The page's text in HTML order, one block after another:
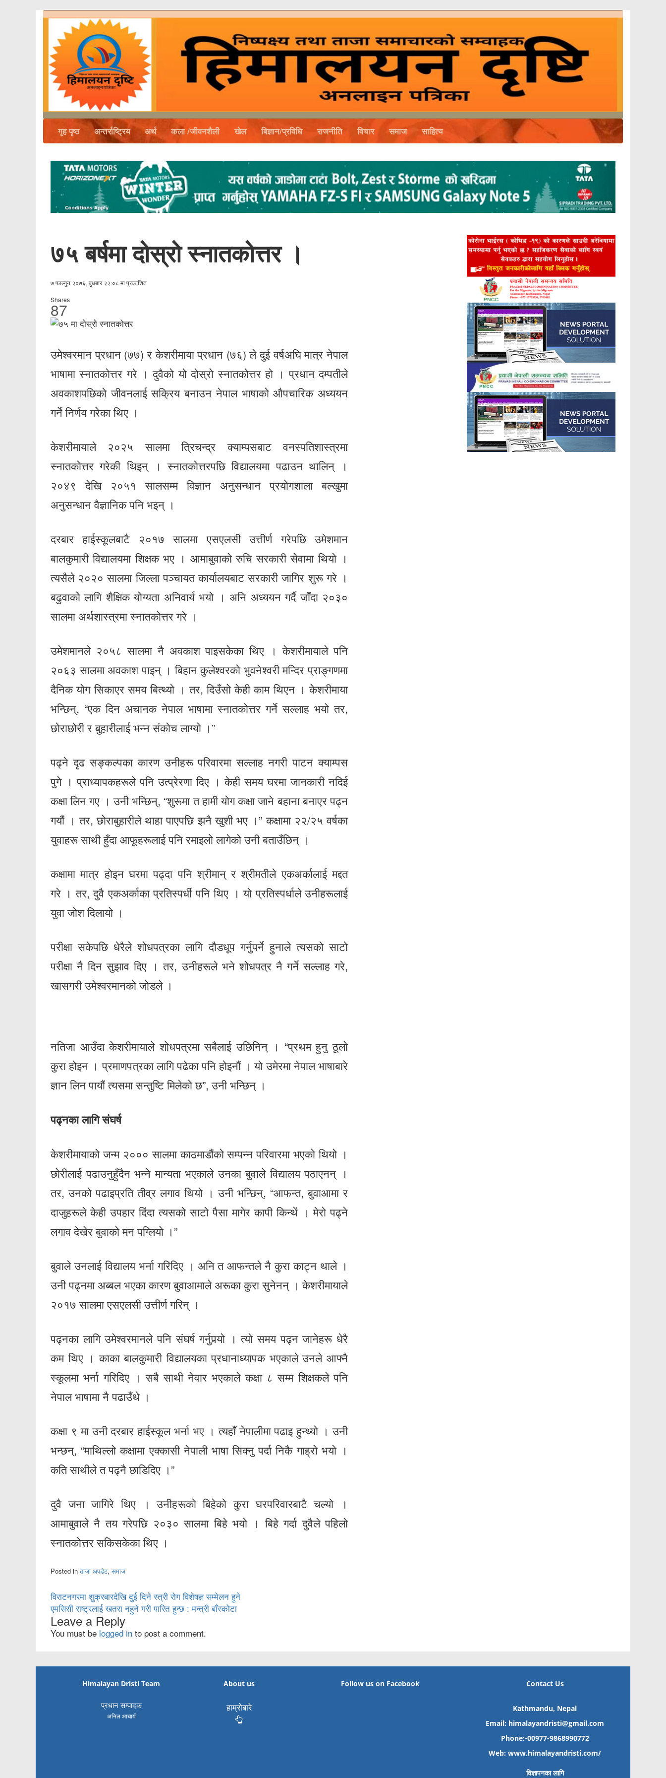
गृह पृष्ठ अन्तर्राष्ट्रिय अर्थ कला /जीवनशैली खेल बिज्ञान/प्रविधि राजनीति विचार समाज साहित्य
७५ बर्षमा दोस्रो स्नातकोत्तर ।
७ फाल्गुन २०७६, बुधबार २२:०८ मा प्रकाशित
Shares
87
उमेश्वरमान प्रधान (७७) र केशरीमाया प्रधान (७६) ले दुई वर्षअघि मात्र नेपाल
भाषामा स्नातकोत्तर गरे । दुवैको यो दोस्रो स्नातकोत्तर हो । प्रधान दम्पतीले
अवकाशपछिको जीवनलाई सक्रिय बनाउन नेपाल भाषाको औपचारिक अध्ययन
गर्ने निर्णय गरेका थिए ।
केशरीमायाले २०२५ सालमा त्रिचन्द्र क्याम्पसबाट वनस्पतिशास्त्रमा
स्नातकोत्तर गरेकी थिइन् । स्नातकोत्तरपछि विद्यालयमा पढाउन थालिन् ।
२०४९ देखि २०५१ सालसम्म विज्ञान अनुसन्धान प्रयोगशाला बल्खुमा
अनुसन्धान वैज्ञानिक पनि भइन् ।
दरबार हाईस्कूलबाटै २०१७ सालमा एसएलसी उत्तीर्ण गरेपछि उमेशमान
बालकुमारी विद्यालयमा शिक्षक भए । आमाबुवाको रुचि सरकारी सेवामा थियो ।
त्यसैले २०२० सालमा जिल्ला पञ्चायत कार्यालयबाट सरकारी जागिर शुरू गरे ।
बढुवाको लागि शैक्षिक योग्यता अनिवार्य भयो । अनि अध्ययन गर्दै जाँदा २०३०
सालमा अर्थशास्त्रमा स्नातकोत्तर गरे ।
उमेशमानले २०५८ सालमा नै अवकाश पाइसकेका थिए । केशरीमायाले पनि
२०६३ सालमा अवकाश पाइन् । बिहान कुलेश्वरको भुवनेश्वरी मन्दिर प्राङ्गणमा
दैनिक योग सिकाएर समय बित्थ्यो । तर, दिउँसो केही काम थिएन । केशरीमाया
भन्छिन्, “एक दिन अचानक नेपाल भाषामा स्नातकोत्तर गर्ने सल्लाह भयो तर,
छोराछोरी र बुहारीलाई भन्न संकोच लाग्यो ।”
पढ्ने दृढ सङ्कल्पका कारण उनीहरू परिवारमा सल्लाह नगरी पाटन क्याम्पस
पुगे । प्राध्यापकहरूले पनि उत्प्रेरणा दिए । केही समय घरमा जानकारी नदिई
कक्षा लिन गए । उनी भन्छिन्, “शुरूमा त हामी योग कक्षा जाने बहाना बनाएर पढ्न
गयौं । तर, छोराबुहारीले थाहा पाएपछि झनै खुशी भए ।” कक्षामा २२/२५ वर्षका
युवाहरू साथी हुँदा आफूहरूलाई पनि रमाइलो लागेको उनी बताउँछिन् ।
कक्षामा मात्र होइन घरमा पढ्दा पनि श्रीमान् र श्रीमतीले एकअर्कालाई मद्दत
गरे । तर, दुवै एकअर्काका प्रतिस्पर्धी पनि थिए । यो प्रतिस्पर्धाले उनीहरूलाई
युवा जोश दिलायो ।
परीक्षा सकेपछि धेरैले शोधपत्रका लागि दौडधूप गर्नुपर्ने हुनाले त्यसको साटो
परीक्षा नै दिन सुझाव दिए । तर, उनीहरूले भने शोधपत्र नै गर्ने सल्लाह गरे,
खासगरी उमेश्वरमानको जोडले ।
नतिजा आउँदा केशरीमायाले शोधपत्रमा सबैलाई उछिनिन् । “प्रथम हुनु ठूलो
कुरा होइन । प्रमाणपत्रका लागि पढेका पनि होइनौं । यो उमेरमा नेपाल भाषाबारे
ज्ञान लिन पायौं त्यसमा सन्तुष्टि मिलेको छ”, उनी भन्छिन् ।
पढ्नका लागि संघर्ष
केशरीमायाको जन्म २००० सालमा काठमाडौंको सम्पन्न परिवारमा भएको थियो ।
छोरीलाई पढाउनुहुँदैन भन्ने मान्यता भएकाले उनका बुवाले विद्यालय पठाएनन् ।
तर, उनको पढाइप्रति तीव्र लगाव थियो । उनी भन्छिन्, “आफन्त, बुवाआमा र
दाजुहरूले केही उपहार दिंदा त्यसको साटो पैसा मागेर कापी किन्थें । मेरो पढ्ने
लगाव देखेर बुवाको मन पग्लियो ।”
बुवाले उनलाई विद्यालय भर्ना गरिदिए । अनि त आफन्तले नै कुरा काट्न थाले ।
उनी पढ्नमा अब्बल भएका कारण बुवाआमाले अरूका कुरा सुनेनन् । केशरीमायाले
२०१७ सालमा एसएलसी उत्तीर्ण गरिन् ।
पढ्नका लागि उमेश्वरमानले पनि संघर्ष गर्नुपर्‍यो । त्यो समय पढ्न जानेहरू धेरै
कम थिए । काका बालकुमारी विद्यालयका प्रधानाध्यापक भएकाले उनले आफ्नै
स्कूलमा भर्ना गरिदिए । सबै साथी नेवार भएकाले कक्षा ८ सम्म शिक्षकले पनि
नेपाल भाषामा नै पढाउँथे ।
कक्षा ९ मा उनी दरबार हाईस्कूल भर्ना भए । त्यहाँ नेपालीमा पढाइ हुन्थ्यो । उनी
भन्छन्, “माथिल्लो कक्षामा एक्कासी नेपाली भाषा सिक्नु पर्दा निकै गाह्रो भयो ।
कति साथीले त पढ्नै छाडिदिए ।”
दुवै जना जागिरे थिए । उनीहरूको बिहेको कुरा घरपरिवारबाटै चल्यो ।
आमाबुवाले नै तय गरेपछि २०३० सालमा बिहे भयो । बिहे गर्दा दुवैले पहिलो
स्नातकोत्तर सकिसकेका थिए ।
Posted inताजा अपडेट,समाज
Post
navigation
विराटनगरमा शुक्रबारदेखि दुई दिने स्त्री रोग विशेषज्ञ सम्मेलन हुने
एमसिसी राष्ट्रलाई खतरा नहुने गरी पारित हुन्छ : मन्त्री बाँस्कोटा
Leave a Reply
You must be logged in to post a comment.
Himalayan Dristi Team
प्रधान सम्पादक
अनिल आचार्य
About us
हाम्रोबारे
Follow us on Facebook Contact Us
Kathmandu, Nepal
Email: himalayandristi@gmail.com
Phone:-00977-9868990772
Web: www.himalayandristi.com/
विज्ञापनका लागि